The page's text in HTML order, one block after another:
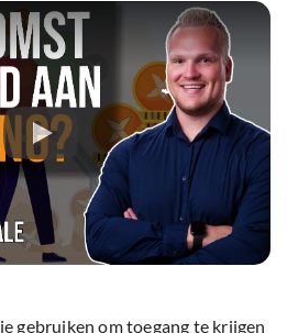
gebruiken om toegang te krijgen